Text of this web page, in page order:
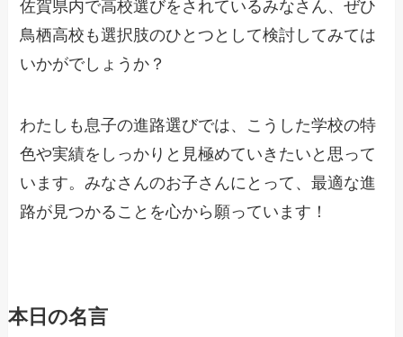
佐賀県内で高校選びをされているみなさん、ぜひ
鳥栖高校も選択肢のひとつとして検討してみては
いかがでしょうか？
わたしも息子の進路選びでは、こうした学校の特
色や実績をしっかりと見極めていきたいと思って
います。みなさんのお子さんにとって、最適な進
路が見つかることを心から願っています！
本日の名言